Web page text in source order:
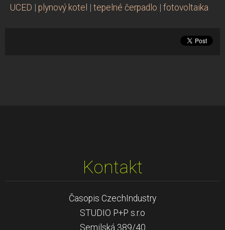
UCED | plynový kotel | tepelné čerpadlo | fotovoltaika
Kontakt
Časopis CzechIndustry
STUDIO P+P s.r.o
Semilská 389/40